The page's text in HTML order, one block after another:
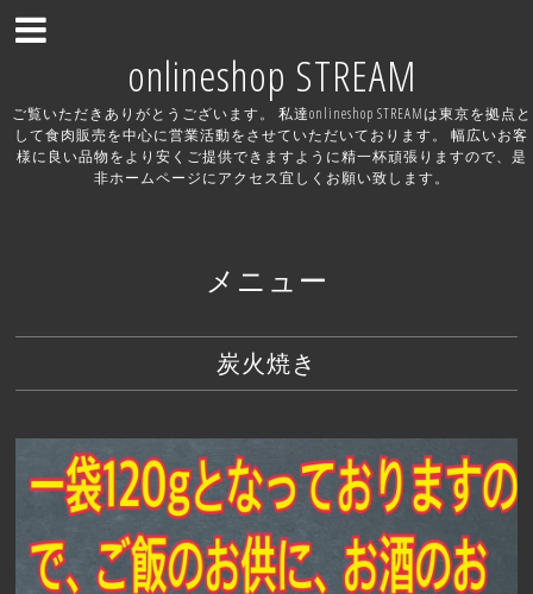
onlineshop STREAM
ご覧いただきありがとうございます。 私達onlineshop STREAMは東京を拠点と
して食肉販売を中心に営業活動をさせていただいております。 幅広いお客
様に良い品物をより安くご提供できますように精一杯頑張りますので、是
非ホームページにアクセス宜しくお願い致します。
メニュー
炭火焼き